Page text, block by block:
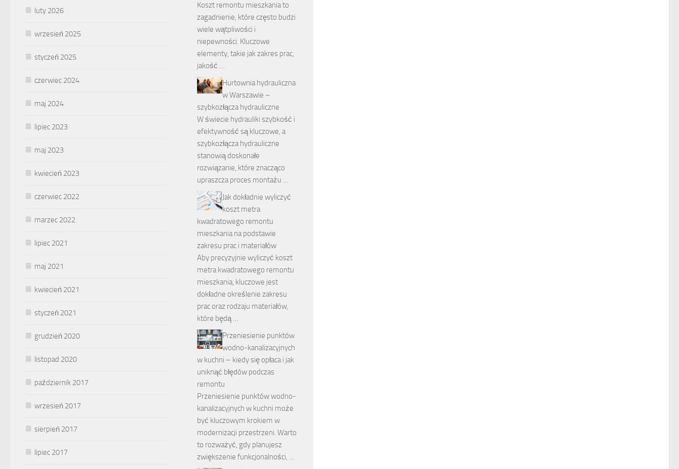
luty 2026
wrzesień 2025
styczeń 2025
czerwiec 2024
maj 2024
lipiec 2023
maj 2023
kwiecień 2023
czerwiec 2022
marzec 2022
lipiec 2021
maj 2021
kwiecień 2021
styczeń 2021
grudzień 2020
listopad 2020
październik 2017
wrzesień 2017
sierpień 2017
lipiec 2017
Koszt remontu mieszkania to
zagadnienie, które często budzi
wiele wątpliwości i
niepewności. Kluczowe
elementy, takie jak zakres prac,
jakość …
Hurtownia hydrauliczna
w Warszawie –
szybkozłącza hydrauliczne
W świecie hydrauliki szybkość i
efektywność są kluczowe, a
szybkozłącza hydrauliczne
stanowią doskonałe
rozwiązanie, które znacząco
upraszcza proces montażu …
Jak dokładnie wyliczyć
koszt metra
kwadratowego remontu
mieszkania na podstawie
zakresu prac i materiałów
Aby precyzyjnie wyliczyć koszt
metra kwadratowego remontu
mieszkania, kluczowe jest
dokładne określenie zakresu
prac oraz rodzaju materiałów,
które będą …
Przeniesienie punktów
wodno-kanalizacyjnych
w kuchni – kiedy się opłaca i jak
uniknąć błędów podczas
remontu
Przeniesienie punktów wodno-
kanalizacyjnych w kuchni może
być kluczowym krokiem w
modernizacji przestrzeni. Warto
to rozważyć, gdy planujesz
zwiększenie funkcjonalności, …